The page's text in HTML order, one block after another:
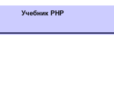
Учебник РНР